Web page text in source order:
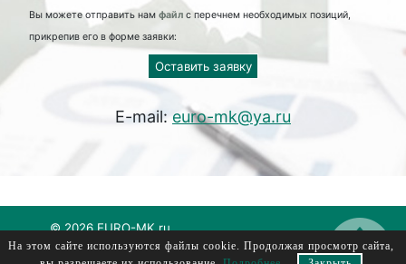
Вы можете отправить нам файлс перечнем необходимых позиций,
прикрепив его в форме заявки:
Оставить заявку
E-mail: euro-mk@ya.ru
© 2026 EURO-MK.ru
евромк, еуромк, euromk, evromk
На этом сайте используются файлы cookie. Продолжая просмотр сайта,